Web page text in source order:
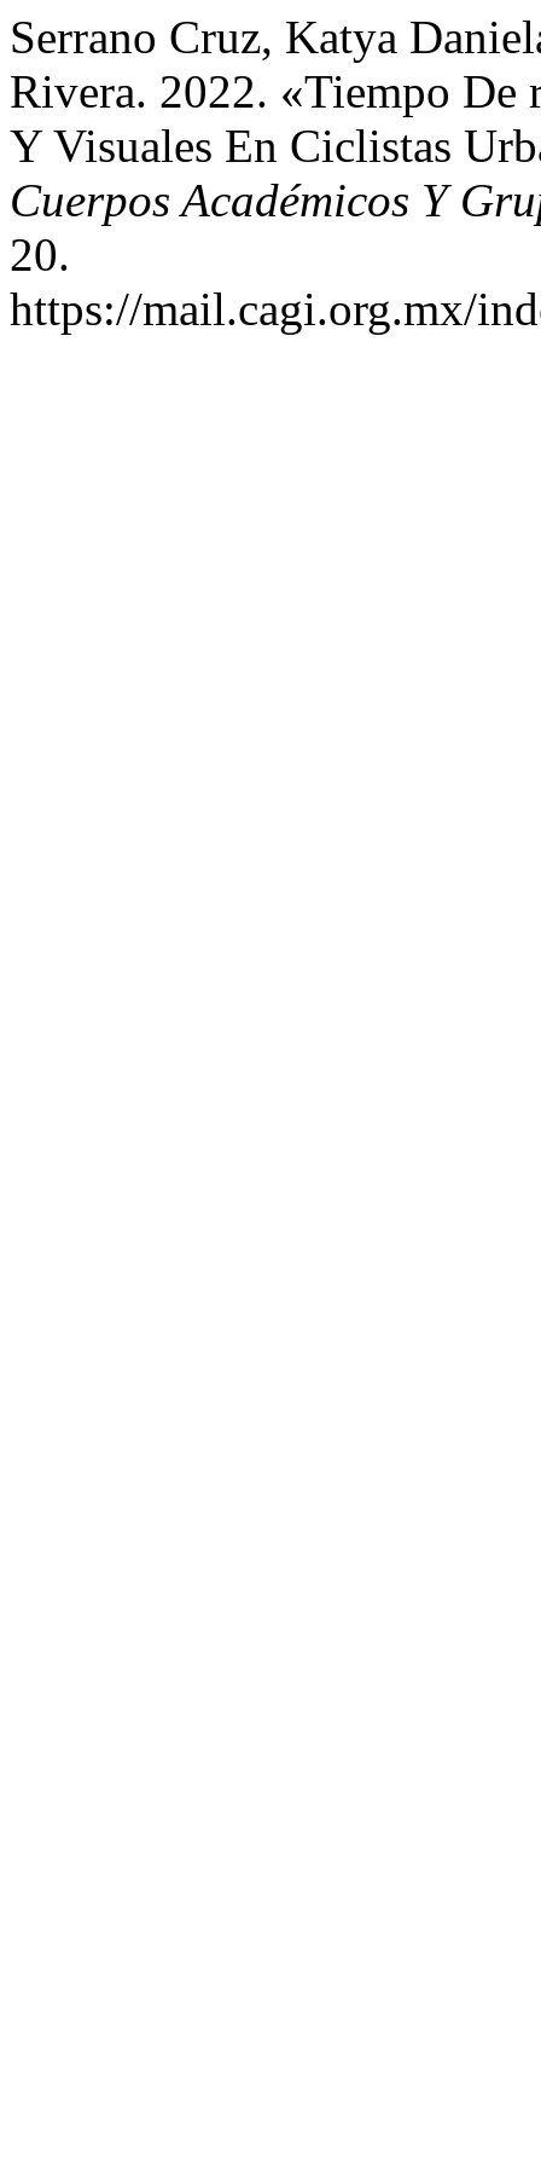
Serrano Cruz, Katya
Rivera. 2022. «Tiempo De
Y Visuales En Ciclistas
Cuerpos Académicos Y
20.
https://mail.cagi.org.mx/